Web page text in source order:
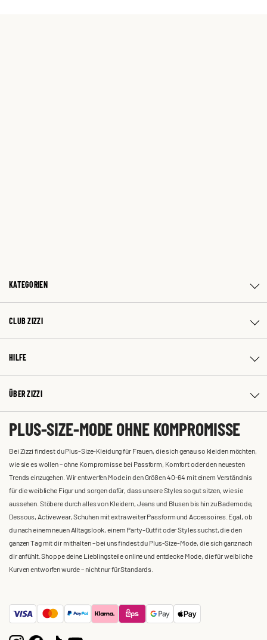
KATEGORIEN
CLUB ZIZZI
HILFE
ÜBER ZIZZI
PLUS-SIZE-MODE OHNE KOMPROMISSE
Bei Zizzi findest du Plus-Size-Kleidung für Frauen, die sich genau so kleiden möchten,
wie sie es wollen – ohne Kompromisse bei Passform, Komfort oder den neuesten
Trends einzugehen. Wir entwerfen Mode in den Größen 40-64 mit einem Verständnis
für die weibliche Figur und sorgen dafür, dass unsere Styles so gut sitzen, wie sie
aussehen. Stöbere durch alles von Kleidern, Jeans und Blusen bis hin zu Bademode,
Dessous, Activewear, Schuhen mit extra weiter Passform und Accessoires. Egal, ob
du nach einem neuen Alltagslook, einem Party-Outfit oder Styles suchst, die den
ganzen Tag mit dir mithalten – bei uns findest du Plus-Size-Mode, die sich ganz nach
dir anfühlt. Shoppe deine Lieblingsteile online und entdecke Mode, die für weibliche
Kurven entworfen wurde – nicht nur für Standards.